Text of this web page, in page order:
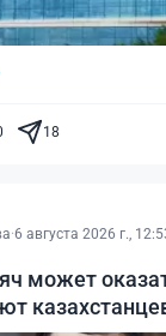
18
·6 августа 2026 г.,
может